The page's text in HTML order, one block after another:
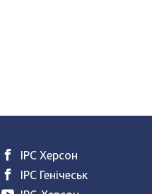
ІРС Херсон
ІРС Генічеськ